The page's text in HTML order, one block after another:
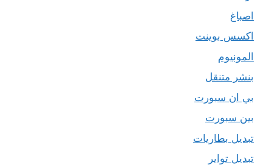
اصباغ
اكسس بوينت
المونيوم
بنشر متنقل
بي ان سبورت
بين سبورت
تبديل بطاريات
تبديل تواير